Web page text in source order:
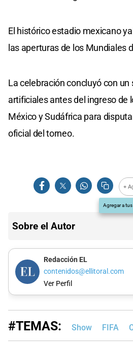
El histórico estadio mexicano
las aperturas de los Mundiales
La celebración concluyó con
artificiales antes del ingreso de
México y Sudáfrica para
oficial del torneo.
+
Agregar a
Sobre el Autor
Redacción EL
contenidos@ellitoral.com
Ver Perfil
#TEMAS: Show FIFA